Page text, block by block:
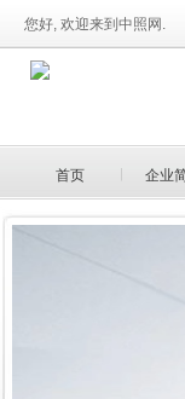
您好, 欢迎来到中照网.
首页 企业